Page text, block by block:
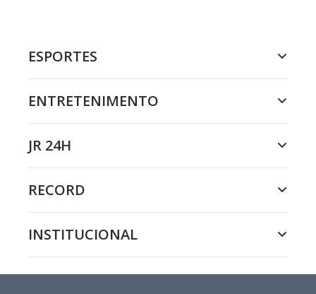
ESPORTES
ENTRETENIMENTO
JR 24H
RECORD
INSTITUCIONAL